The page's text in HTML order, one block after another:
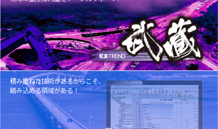
積み重ねた技術があるからこそ、
踏み込める領域がある！